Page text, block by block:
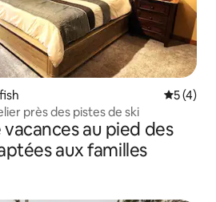
5 (4)
près des pistes de ski
au pied des
aux familles